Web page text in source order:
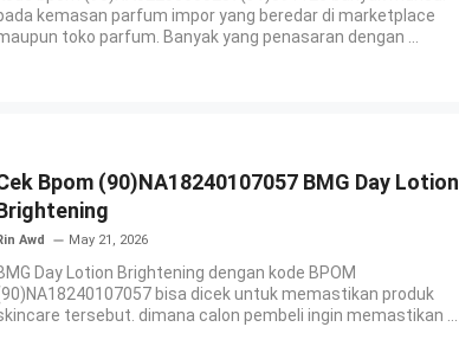
kemasan parfum impor yang beredar di marketplace
toko parfum. Banyak yang penasaran dengan ...
Bpom (90)NA18240107057 BMG Day Lotion
Awd May 21, 2026
Day Lotion Brightening dengan kode BPOM
bisa dicek untuk memastikan produk
tersebut. dimana calon pembeli ingin memastikan ...